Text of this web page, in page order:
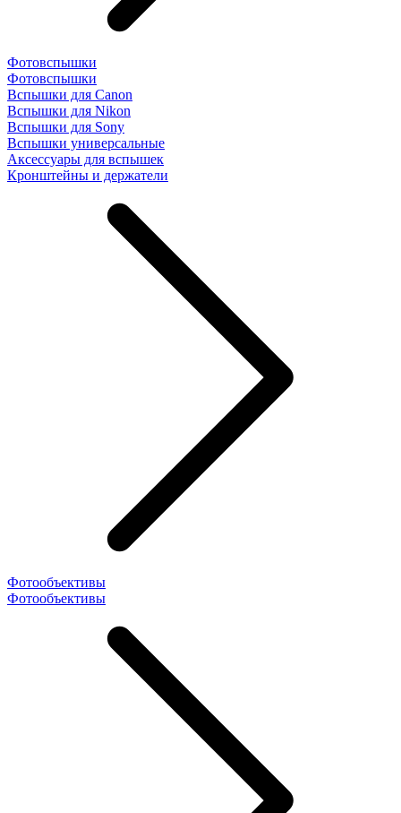
Фотовспышки
Фотовспышки
Вспышки для Canon
Вспышки для Nikon
Вспышки для Sony
Вспышки универсальные
Аксесcуары для вспышек
Кронштейны и держатели
Фотообъективы
Фотообъективы